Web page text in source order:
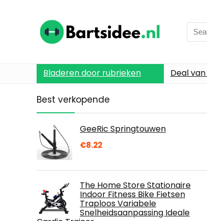
Search
for:
Bladeren door rubrieken Deal
Best verkopende
GeeRic Springtouwen
€8.22
The Home Store Stationaire
Indoor Fitness Bike Fietsen
Traploos Variabele
Snelheidsaanpassing Ideale